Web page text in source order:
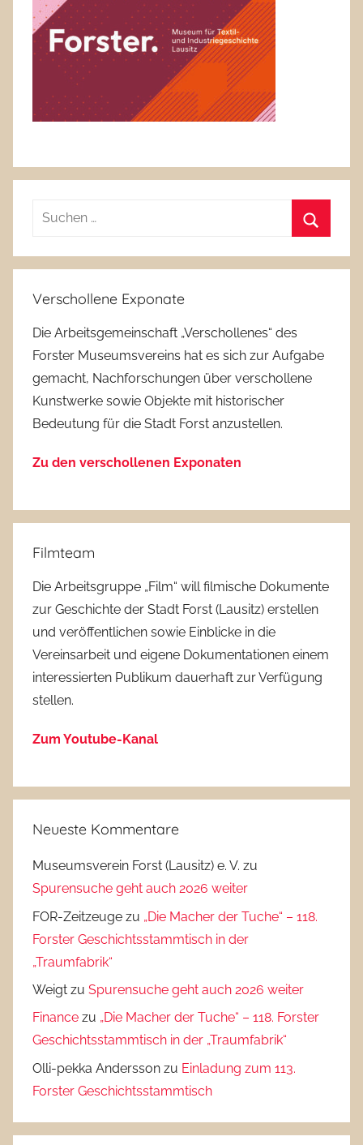
Suchen
Verschollene Exponate
Die Arbeitsgemeinschaft „Verschollenes“ des
Forster Museumsvereins hat es sich zur Aufgabe
gemacht, Nachforschungen über verschollene
Kunstwerke sowie Objekte mit historischer
Bedeutung für die Stadt Forst anzustellen.
Zu den verschollenen Exponaten
Filmteam
Die Arbeitsgruppe „Film“ will filmische Dokumente
zur Geschichte der Stadt Forst (Lausitz) erstellen
und veröffentlichen sowie Einblicke in die
Vereinsarbeit und eigene Dokumentationen einem
interessierten Publikum dauerhaft zur Verfügung
stellen.
Zum Youtube-Kanal
Neueste Kommentare
Museumsverein Forst (Lausitz) e. V. zu
Spurensuche geht auch 2026 weiter
FOR-Zeitzeuge zu „Die Macher der Tuche“ – 118.
Forster Geschichtsstammtisch in der
„Traumfabrik“
Weigt zu Spurensuche geht auch 2026 weiter
Finance zu „Die Macher der Tuche“ – 118. Forster
Geschichtsstammtisch in der „Traumfabrik“
Olli-pekka Andersson zu Einladung zum 113.
Forster Geschichtsstammtisch